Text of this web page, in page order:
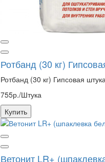
Ротбанд (30 кг)
Ротбанд (30 кг) Гипсовая
755р./Штука
Купить
Ветонит LR+